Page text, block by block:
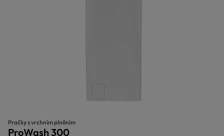
Pračky s vrchním plněním
ProWash 300